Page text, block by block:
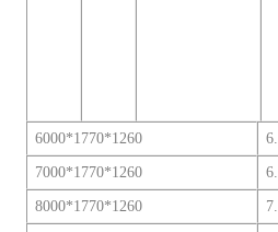
6000*1770*1260
7000*1770*1260
8000*1770*1260